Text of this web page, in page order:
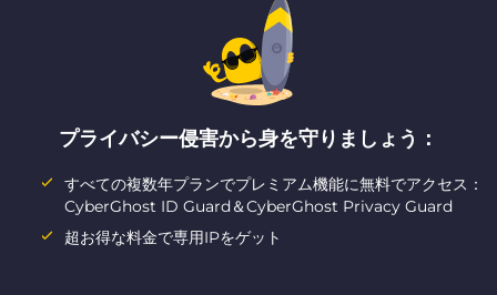
プライバシー侵害から身を守りましょう：
すべての複数年プランでプレミアム機能に無料でアクセス：
CyberGhost ID Guard＆CyberGhost Privacy Guard
超お得な料金で専用IPをゲット